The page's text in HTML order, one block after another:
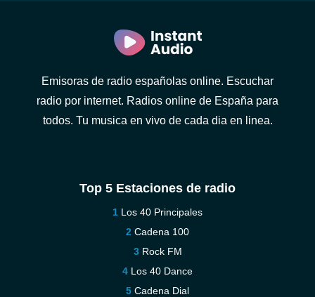
Emisoras de radio españolas online. Escuchar
radio por internet. Radios online de España para
todos. Tu musica en vivo de cada dia en linea.
Top 5 Estaciones de radio
Los 40 Principales
Cadena 100
Rock FM
Los 40 Dance
Cadena Dial